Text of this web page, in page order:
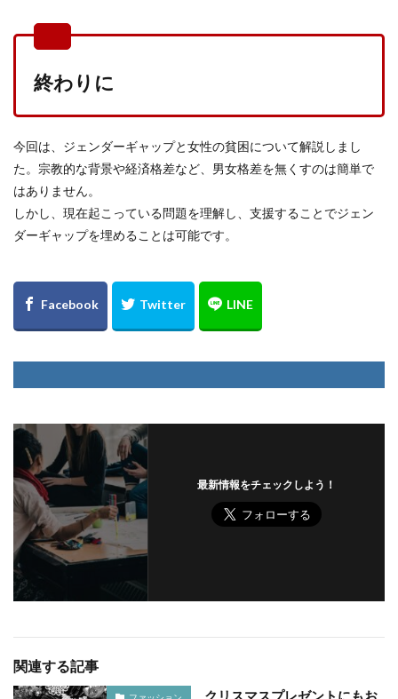
終わりに
今回は、ジェンダーギャップと女性の貧困について解説しまし
た。宗教的な背景や経済格差など、男女格差を無くすのは簡単で
はありません。
しかし、現在起こっている問題を理解し、支援することでジェン
ダーギャップを埋めることは可能です。
最新情報をチェックしよう！
関連する記事
クリスマスプレゼントにもお